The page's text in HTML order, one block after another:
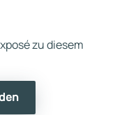
zu diesem